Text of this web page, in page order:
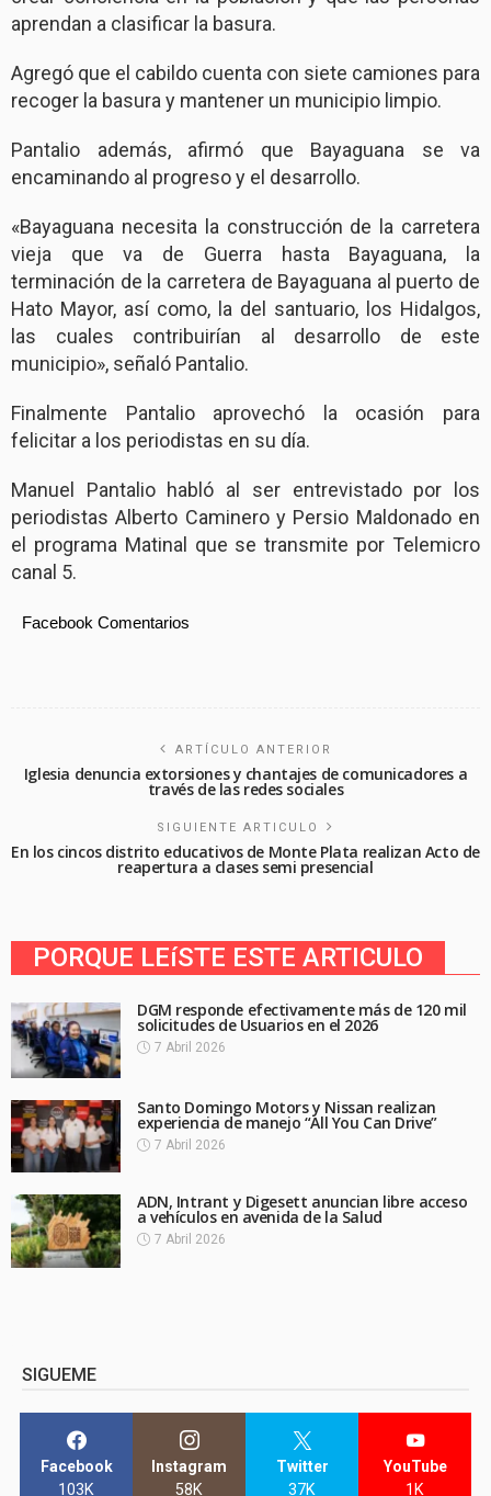
aprendan a clasificar la basura.
Agregó que el cabildo cuenta con siete camiones para
recoger la basura y mantener un municipio limpio.
Pantalio además, afirmó que Bayaguana se va
encaminando al progreso y el desarrollo.
«Bayaguana necesita la construcción de la carretera
vieja que va de Guerra hasta Bayaguana, la
terminación de la carretera de Bayaguana al puerto de
Hato Mayor, así como, la del santuario, los Hidalgos,
las cuales contribuirían al desarrollo de este
municipio», señaló Pantalio.
Finalmente Pantalio aprovechó la ocasión para
felicitar a los periodistas en su día.
Manuel Pantalio habló al ser entrevistado por los
periodistas Alberto Caminero y Persio Maldonado en
el programa Matinal que se transmite por Telemicro
canal 5.
Facebook Comentarios
ARTÍCULO ANTERIOR
Iglesia denuncia extorsiones y chantajes de comunicadores a
través de las redes sociales
SIGUIENTE ARTICULO
En los cincos distrito educativos de Monte Plata realizan Acto de
reapertura a clases semi presencial
PORQUE LEíSTE ESTE ARTICULO
DGM responde efectivamente más de 120 mil
solicitudes de Usuarios en el 2026
7 Abril 2026
Santo Domingo Motors y Nissan realizan
experiencia de manejo “All You Can Drive”
7 Abril 2026
ADN, Intrant y Digesett anuncian libre acceso
a vehículos en avenida de la Salud
7 Abril 2026
SIGUEME
Facebook
103K
Instagram
58K
Twitter
37K
YouTube
1K